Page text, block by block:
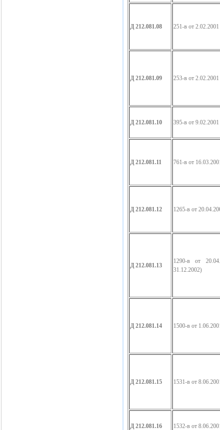
Д 212.081.08 251-в от 2.02.2001
Д 212.081.09 253-в от 2.02.2001
Д 212.081.10 395-в от 9.02.2001
Д 212.081.11 761-в от
Д 212.081.12 1265-в от
Д 212.081.13
1290-в от
31.12.2002)
Д 212.081.14 1500-в от
Д 212.081.15 1531-в от
Д 212.081.16 1532-в от